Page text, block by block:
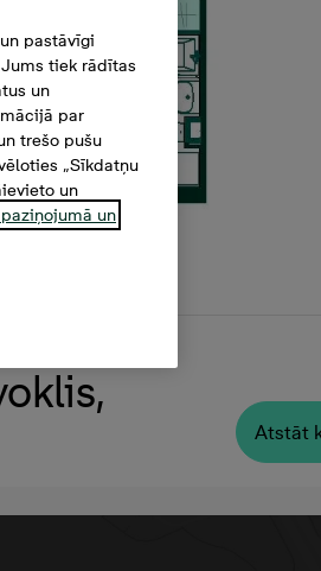
Atstāt
pastāvīgi
tiek rādītas
un
par
trešo pušu
„Sīkdatņu
un
un